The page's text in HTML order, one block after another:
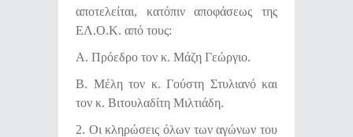
αποτελείται, κατόπιν αποφάσεως της
ΕΛ.Ο.Κ. από τους:
Α. Πρόεδρο τον κ. Μάζη Γεώργιο.
Β. Μέλη τον κ. Γούστη Στυλιανό και
τον κ. Βιτουλαδίτη Μιλτιάδη.
2. Οι κληρώσεις όλων των αγώνων του